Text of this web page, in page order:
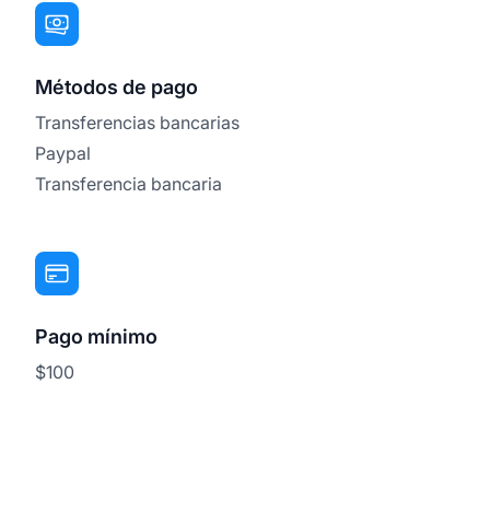
Métodos de pago
Transferencias bancarias
Paypal
Transferencia bancaria
Pago mínimo
$100